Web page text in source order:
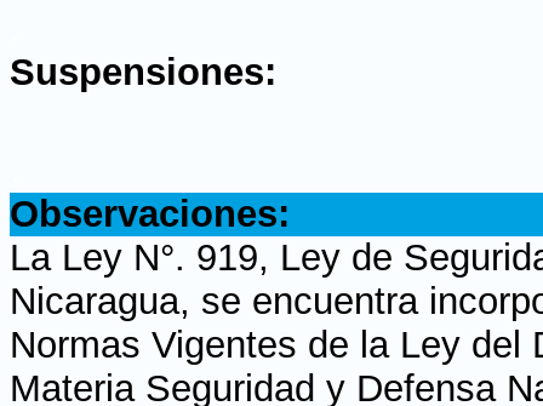
Suspensiones:
Observaciones:
La Ley N°. 919, Ley de
Nicaragua, se encuentra
Normas Vigentes de la Ley
Materia Seguridad y Defensa